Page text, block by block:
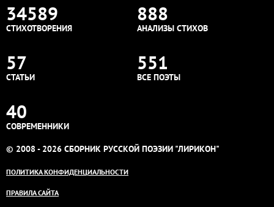
34589
СТИХОТВОРЕНИЯ
888
АНАЛИЗЫ СТИХОВ
57
СТАТЬИ
551
ВСЕ ПОЭТЫ
40
СОВРЕМЕННИКИ
© 2008 - 2026 СБОРНИК РУССКОЙ ПОЭЗИИ "ЛИРИКОН"
ПОЛИТИКА КОНФИДЕНЦИАЛЬНОСТИ
ПРАВИЛА САЙТА